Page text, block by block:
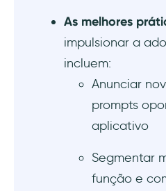
6) Relatórios de
como o
influencia objetivos
Dicas de uso
adoção bem-sucedida
Que resultados
com a UserGuiding?
As melhores
impulsionar a
incluem:
Anunciar
prompts
aplicativo
Segmentar
função e